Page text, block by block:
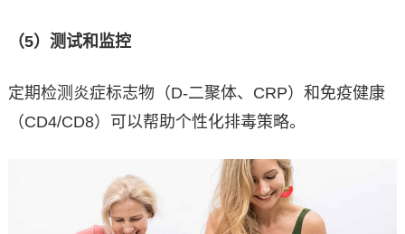
（5）测试和监控
定期检测炎症标志物（D-二聚体、CRP）和免疫健康
（CD4/CD8）可以帮助个性化排毒策略。